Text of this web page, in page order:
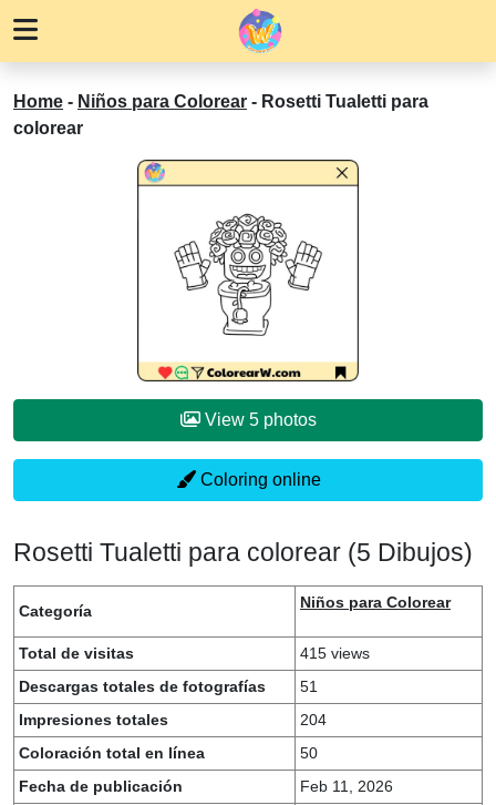
Home - Niños para Colorear - Rosetti Tualetti para
colorear
View 5 photos
Coloring online
Rosetti Tualetti para colorear (5 Dibujos)
Categoría Niños para Colorear
Total de visitas
415 views
Descargas totales de fotografías
51
Impresiones totales
204
Coloración total en línea
50
Fecha de publicación
Feb 11, 2026